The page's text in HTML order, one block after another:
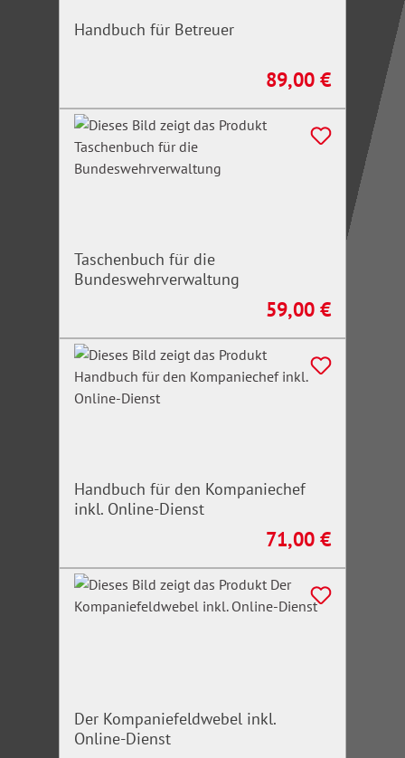
Handbuch für Betreuer
Regulärer Preis:
89,00 €
Taschenbuch für die
Bundeswehrverwaltung
Regulärer Preis:
59,00 €
Handbuch für den Kompaniechef
inkl. Online-Dienst
Regulärer Preis:
71,00 €
Der Kompaniefeldwebel inkl.
Online-Dienst